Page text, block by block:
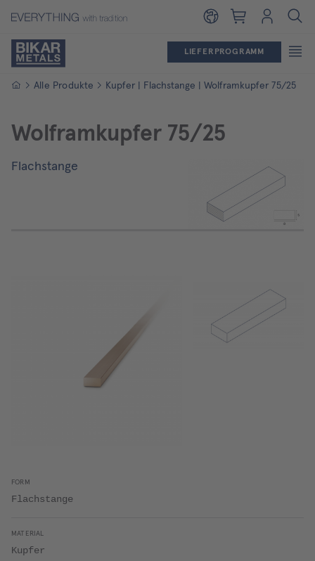
Warenkorb
Login
LIEFERPROGRAMM
StartseiteAlle Produkte Kupfer | Flachstange | Wolframkupfer 75/25
Wolframkupfer 75/25
Flachstange
FORM
Flachstange
MATERIAL
Kupfer